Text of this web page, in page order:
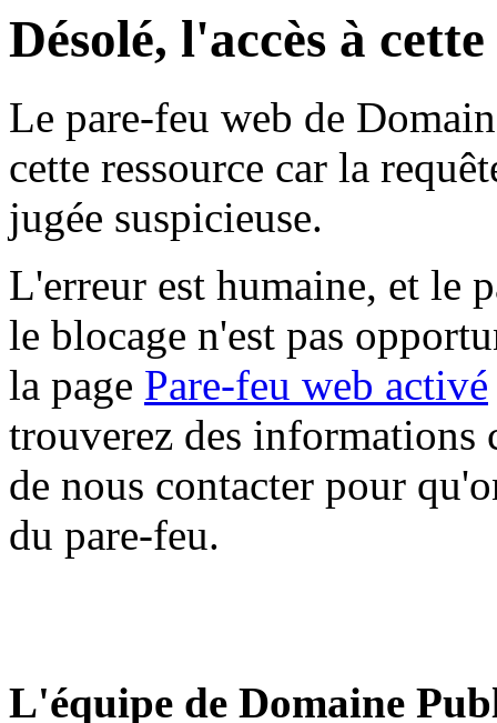
Désolé, l'accès à
Le pare-feu web de
cette ressource car la
jugée suspicieuse.
L'erreur est humaine, et le
le blocage n'est pas
la page Pare-feu web activé
trouverez des informations
de nous contacter pour
du pare-feu.
L'équipe de Domaine